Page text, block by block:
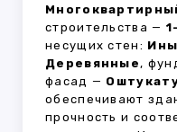
строительства —
несущих стен:
Деревянные,
фасад —
обеспечивают
прочность и